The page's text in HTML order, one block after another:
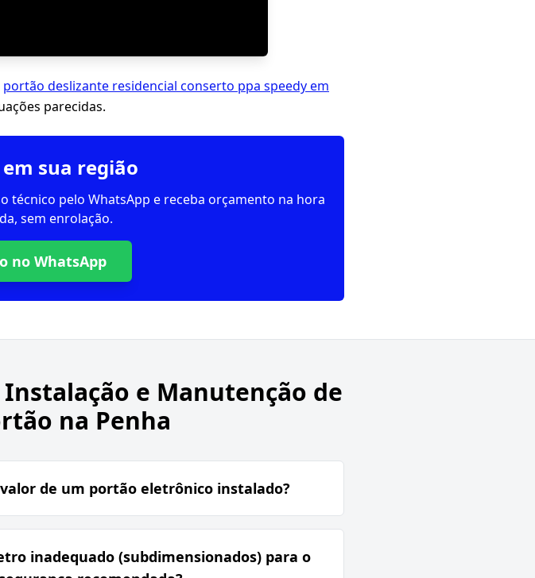
portão deslizante residencial conserto ppa speedy em
parecidas.
sua região
técnico pelo WhatsApp e receba orçamento na hora
sem enrolação.
no WhatsApp
Instalação e Manutenção de
na Penha
de um portão eletrônico instalado?
inadequado (subdimensionados) para o